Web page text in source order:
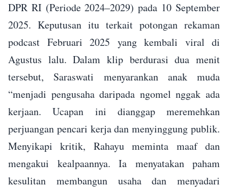
DPR RI (Periode 2024–2029) pada 10 September
2025. Keputusan itu terkait potongan rekaman
podcast Februari 2025 yang kembali viral di
Agustus lalu. Dalam klip berdurasi dua menit
tersebut, Saraswati menyarankan anak muda
“menjadi pengusaha daripada ngomel nggak ada
kerjaan. Ucapan ini dianggap meremehkan
perjuangan pencari kerja dan menyinggung publik.
Menyikapi kritik, Rahayu meminta maaf dan
mengakui kealpaannya. Ia menyatakan paham
kesulitan membangun usaha dan menyadari